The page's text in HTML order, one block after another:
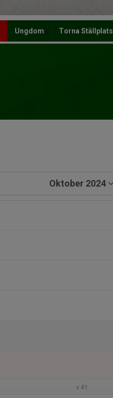
Ungdom Torna Ställplats
Oktober 2024
v.41